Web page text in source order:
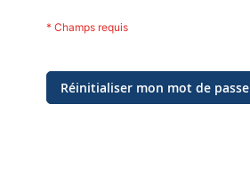
Réinitialiser mon mot de passe